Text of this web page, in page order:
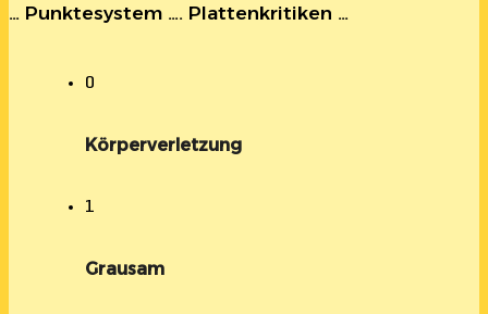
… Punktesystem …. Plattenkritiken …
0
Körperverletzung
1
Grausam